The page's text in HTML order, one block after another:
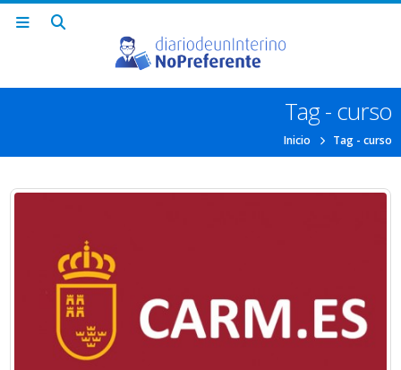
Tag - curso
Inicio Tag - curso